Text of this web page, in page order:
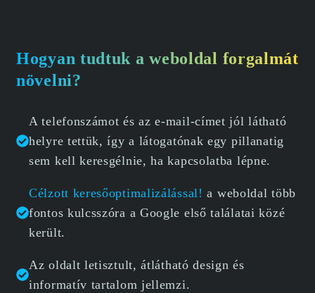
Hogyan tudtuk a weboldal forgalmát
növelni?
A telefonszámot és az e-mail-címet jól látható
helyre tettük, így a látogatónak egy pillanatig
sem kell keresgélnie, ha kapcsolatba lépne.
Célzott keresőoptimalizálással! a weboldal több
fontos kulcsszóra a Google első találatai közé
került.
Az oldalt letisztult, átlátható design és
informatív tartalom jellemzi.